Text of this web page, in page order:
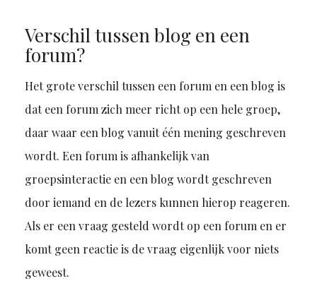
Verschil tussen blog en een
forum?
Het grote verschil tussen een forum en een blog is
dat een forum zich meer richt op een hele groep,
daar waar een blog vanuit één mening geschreven
wordt. Een forum is afhankelijk van
groepsinteractie en een blog wordt geschreven
door iemand en de lezers kunnen hierop reageren.
Als er een vraag gesteld wordt op een forum en er
komt geen reactie is de vraag eigenlijk voor niets
geweest.